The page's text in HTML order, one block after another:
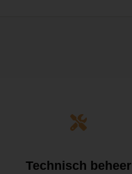
Technisch beheer